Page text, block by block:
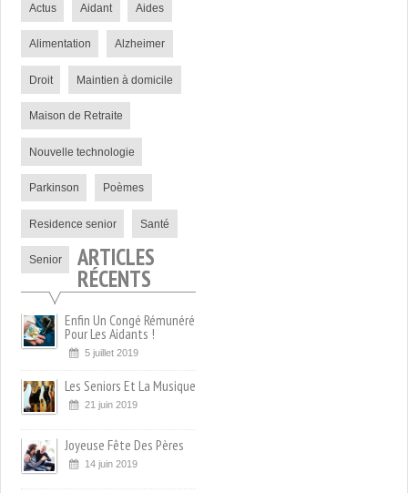
Actus Aidant Aides
Alimentation Alzheimer
Droit Maintien à domicile
Maison de Retraite
Nouvelle technologie
Parkinson Poèmes
Residence senior Santé
Senior ARTICLES
RÉCENTS
Enfin Un Congé Rémunéré
Pour Les Aidants !
5 juillet 2019
Les Seniors Et La Musique
21 juin 2019
Joyeuse Fête Des Pères
14 juin 2019